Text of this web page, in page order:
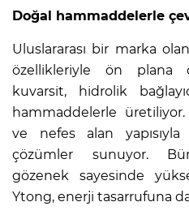
Doğal hammaddelerle
Uluslararası bir marka
özellikleriyle ön plana
kuvarsit, hidrolik
hammaddelerle üretiliyor.
ve nefes alan
çözümler sunuyor.
gözenek sayesinde
Ytong, enerji tasarrufuna